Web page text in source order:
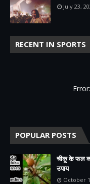
July 23,
RECENT IN SPORTS
POPULAR POSTS
चीकू के फल
उपाय
October